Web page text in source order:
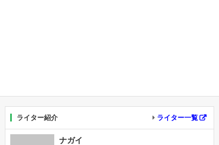
ライター紹介 ライター一覧
ナガイ